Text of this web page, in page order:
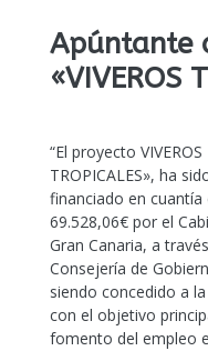
Apúntante
«VIVEROS
“El proyecto VIVEROS
TROPICALES», ha
financiado en cuantía
69.528,06€ por el
Gran Canaria, a
Consejería de
siendo concedido a
con el objetivo
fomento del empleo